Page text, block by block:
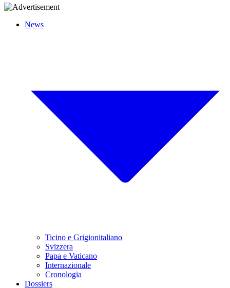
News
Ticino e Grigionitaliano
Svizzera
Papa e Vaticano
Internazionale
Cronologia
Dossiers